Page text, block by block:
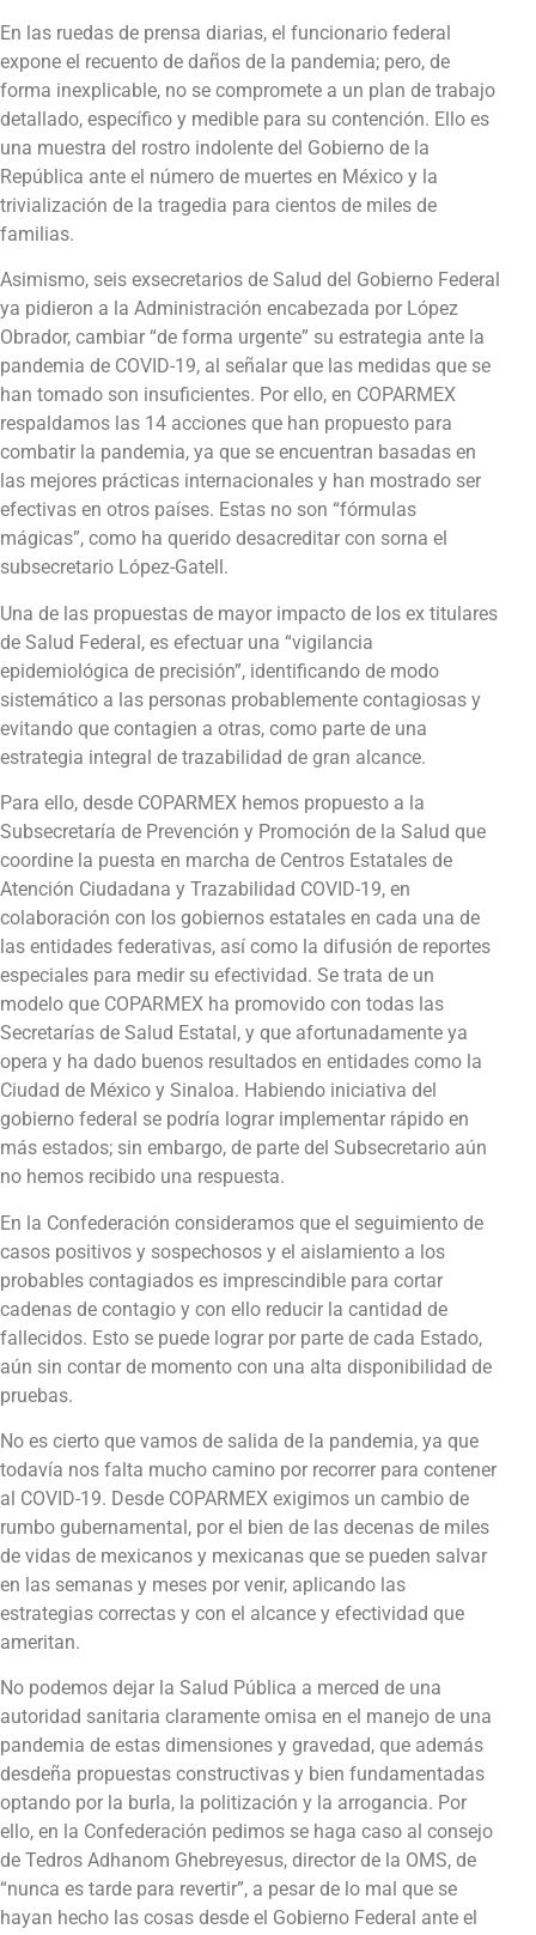
En las ruedas de prensa diarias, el funcionario federal
expone el recuento de daños de la pandemia; pero, de
forma inexplicable, no se compromete a un plan de trabajo
detallado, específico y medible para su contención. Ello es
una muestra del rostro indolente del Gobierno de la
República ante el número de muertes en México y la
trivialización de la tragedia para cientos de miles de
familias.
Asimismo, seis exsecretarios de Salud del Gobierno Federal
ya pidieron a la Administración encabezada por López
Obrador, cambiar “de forma urgente” su estrategia ante la
pandemia de COVID-19, al señalar que las medidas que se
han tomado son insuficientes. Por ello, en COPARMEX
respaldamos las 14 acciones que han propuesto para
combatir la pandemia, ya que se encuentran basadas en
las mejores prácticas internacionales y han mostrado ser
efectivas en otros países. Estas no son “fórmulas
mágicas”, como ha querido desacreditar con sorna el
subsecretario López-Gatell.
Una de las propuestas de mayor impacto de los ex titulares
de Salud Federal, es efectuar una “vigilancia
epidemiológica de precisión”, identificando de modo
sistemático a las personas probablemente contagiosas y
evitando que contagien a otras, como parte de una
estrategia integral de trazabilidad de gran alcance.
Para ello, desde COPARMEX hemos propuesto a la
Subsecretaría de Prevención y Promoción de la Salud que
coordine la puesta en marcha de Centros Estatales de
Atención Ciudadana y Trazabilidad COVID-19, en
colaboración con los gobiernos estatales en cada una de
las entidades federativas, así como la difusión de reportes
especiales para medir su efectividad. Se trata de un
modelo que COPARMEX ha promovido con todas las
Secretarías de Salud Estatal, y que afortunadamente ya
opera y ha dado buenos resultados en entidades como la
Ciudad de México y Sinaloa. Habiendo iniciativa del
gobierno federal se podría lograr implementar rápido en
más estados; sin embargo, de parte del Subsecretario aún
no hemos recibido una respuesta.
En la Confederación consideramos que el seguimiento de
casos positivos y sospechosos y el aislamiento a los
probables contagiados es imprescindible para cortar
cadenas de contagio y con ello reducir la cantidad de
fallecidos. Esto se puede lograr por parte de cada Estado,
aún sin contar de momento con una alta disponibilidad de
pruebas.
No es cierto que vamos de salida de la pandemia, ya que
todavía nos falta mucho camino por recorrer para contener
al COVID-19. Desde COPARMEX exigimos un cambio de
rumbo gubernamental, por el bien de las decenas de miles
de vidas de mexicanos y mexicanas que se pueden salvar
en las semanas y meses por venir, aplicando las
estrategias correctas y con el alcance y efectividad que
ameritan.
No podemos dejar la Salud Pública a merced de una
autoridad sanitaria claramente omisa en el manejo de una
pandemia de estas dimensiones y gravedad, que además
desdeña propuestas constructivas y bien fundamentadas
optando por la burla, la politización y la arrogancia. Por
ello, en la Confederación pedimos se haga caso al consejo
de Tedros Adhanom Ghebreyesus, director de la OMS, de
“nunca es tarde para revertir”, a pesar de lo mal que se
hayan hecho las cosas desde el Gobierno Federal ante el